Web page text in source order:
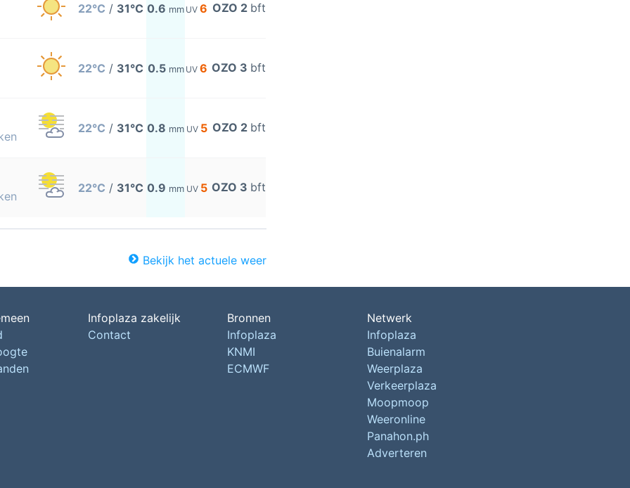
22°C / 31°C 0.6 mm UV 6 OZO 2 bft
22°C / 31°C 0.5 mm UV 6 OZO 3 bft
22°C / 31°C 0.8 mm UV 5 OZO 2 bft
22°C / 31°C 0.9 mm UV 5 OZO 3 bft
Bekijk het actuele weer
Infoplaza zakelijk
Contact
Bronnen
Infoplaza
KNMI
ECMWF
Netwerk
Infoplaza
Buienalarm
Weerplaza
Verkeerplaza
Moopmoop
Weeronline
Panahon.ph
Adverteren